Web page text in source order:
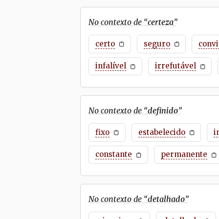
No contexto de “certeza”
certo seguro
infalível irrefutável
No contexto de “definido”
fixo estabelecido
constante permanente
No contexto de “detalhado”